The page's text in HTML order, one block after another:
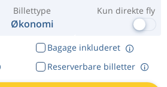
Billettype
Økonomi
Kun direkte fly
Bagage inkluderet
Reserverbare billetter